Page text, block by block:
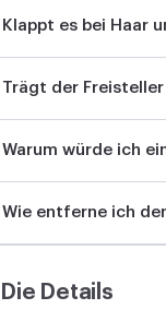
Klappt es bei Haar
Trägt der
Warum würde ich
Wie entferne ich
Die Details